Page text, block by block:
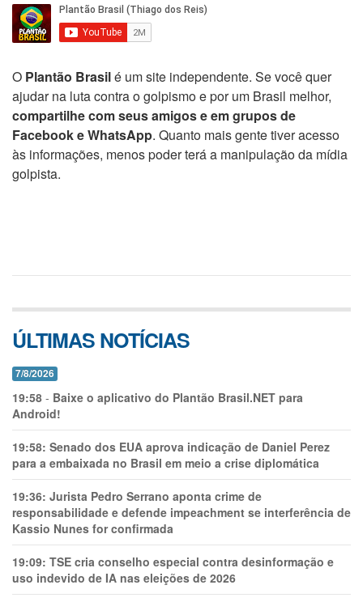
O Plantão Brasilé um site independente. Se você quer
ajudar na luta contra o golpismo e por um Brasil melhor,
compartilhe com seus amigos e em grupos de
Facebook e WhatsApp. Quanto mais gente tiver acesso
às informações, menos poder terá a manipulação da mídia
golpista.
ÚLTIMAS NOTÍCIAS
7/8/2026
19:58 - Baixe o aplicativo do Plantão Brasil.NET para
Android!
19:58: Senado dos EUA aprova indicação de Daniel Perez
para a embaixada no Brasil em meio a crise diplomática
19:36: Jurista Pedro Serrano aponta crime de
responsabilidade e defende impeachment se interferência de
Kassio Nunes for confirmada
19:09: TSE cria conselho especial contra desinformação e
uso indevido de IA nas eleições de 2026